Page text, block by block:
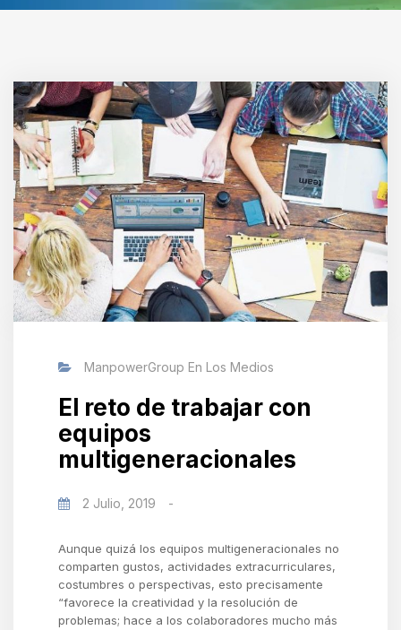
ManpowerGroup En Los Medios
El reto de trabajar con
equipos
multigeneracionales
2 Julio, 2019 -
Aunque quizá los equipos multigeneracionales no
comparten gustos, actividades extracurriculares,
costumbres o perspectivas, esto precisamente
“favorece la creatividad y la resolución de
problemas; hace a los colaboradores mucho más